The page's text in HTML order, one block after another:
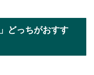
どっちがおすす